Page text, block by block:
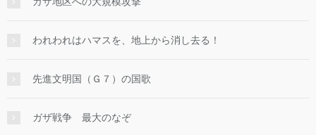
われわれはハマスを、地上から消し去る！
先進文明国（Ｇ７）の国歌
ガザ戦争 最大のなぞ